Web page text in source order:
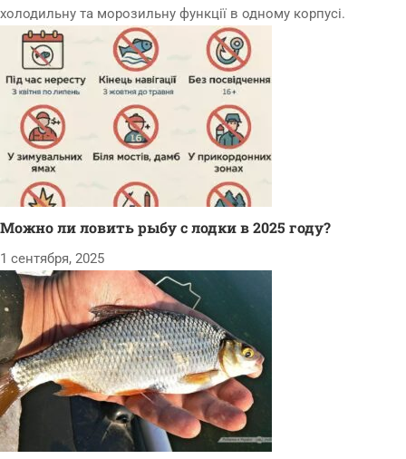
холодильну та морозильну функції в одному корпусі.
Можно ли ловить рыбу с лодки в 2025 году?
1 сентября, 2025